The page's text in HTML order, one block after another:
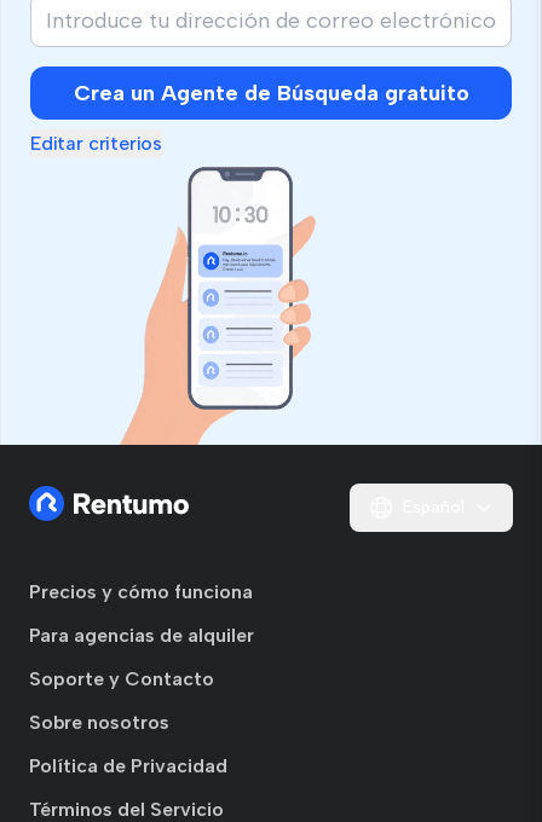
Crea un Agente de Búsqueda gratuito
Editar criterios
Precios y cómo funciona
Para agencias de alquiler
Soporte y Contacto
Sobre nosotros
Política de Privacidad
Términos del Servicio